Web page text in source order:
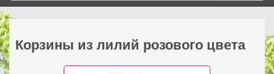
Корзины из лилий розового цвета